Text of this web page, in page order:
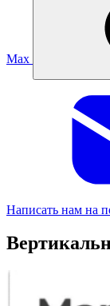
Max
Написать нам на